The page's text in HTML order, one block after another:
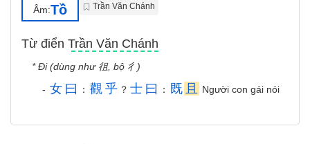
Âm:Tồ Trần Văn Chánh
Từ điển Trần Văn Chánh
* Đi (dùng như 徂, bộ 彳)
- 女 曰 ： 觀 乎 ？ 士 曰 ： 既 且 Người con gái nói